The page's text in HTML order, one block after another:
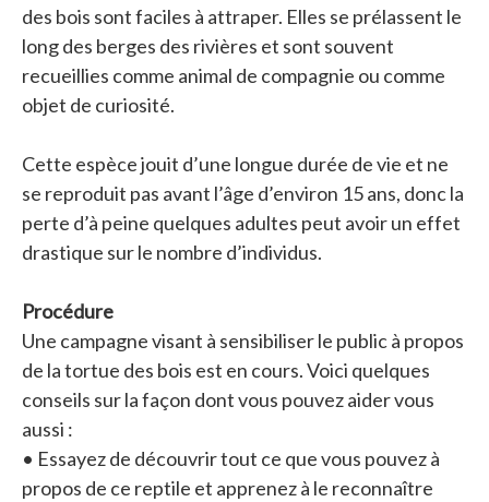
des bois sont faciles à attraper. Elles se prélassent le
long des berges des rivières et sont souvent
recueillies comme animal de compagnie ou comme
objet de curiosité.
Cette espèce jouit d’une longue durée de vie et ne
se reproduit pas avant l’âge d’environ 15 ans, donc la
perte d’à peine quelques adultes peut avoir un effet
drastique sur le nombre d’individus.
Procédure
Une campagne visant à sensibiliser le public à propos
de la tortue des bois est en cours. Voici quelques
conseils sur la façon dont vous pouvez aider vous
aussi :
• Essayez de découvrir tout ce que vous pouvez à
propos de ce reptile et apprenez à le reconnaître